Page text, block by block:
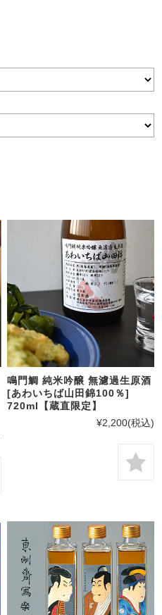
鳴門鯛 純米吟醸 無濾過生原酒
[あわいちば山田錦100％]
720ml【蔵直限定】
¥2,200(税込)